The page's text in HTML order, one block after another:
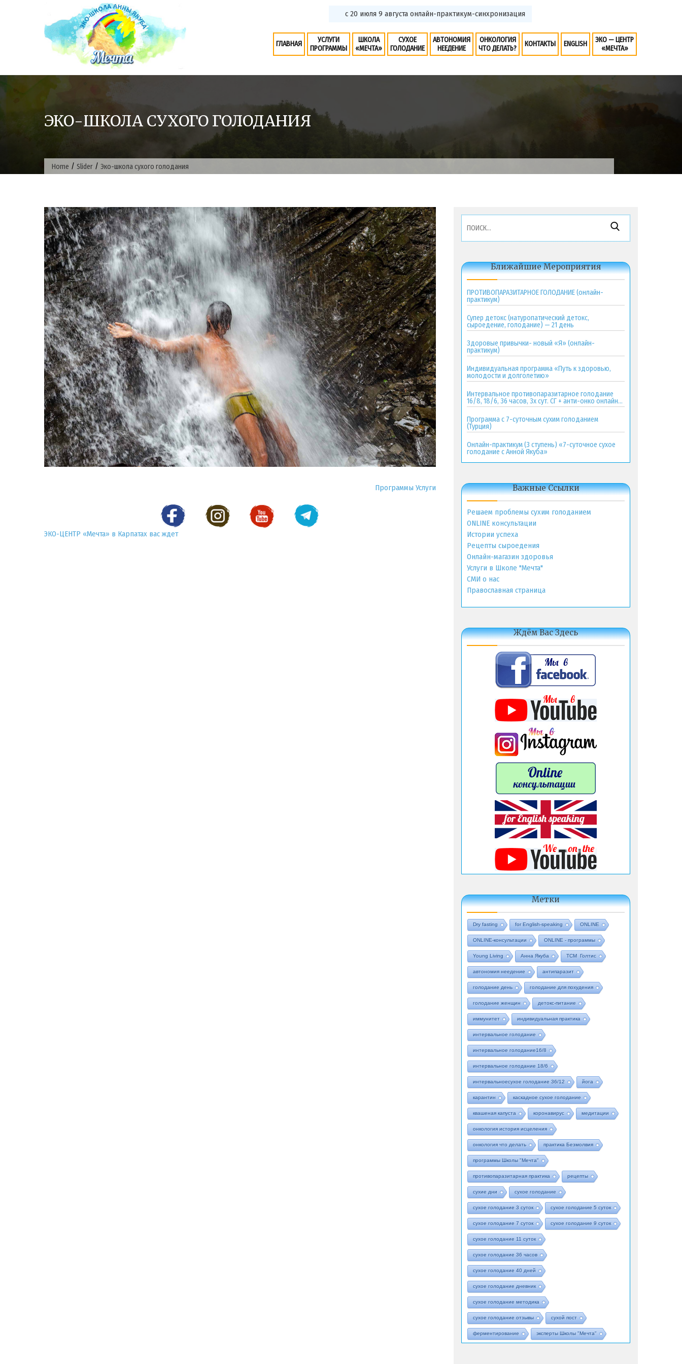
с 20 июля 9 августа онлайн-практикум-синхронизация
ГЛАВНАЯ
УСЛУГИ
ПРОГРАММЫ
ШКОЛА
«МЕЧТА»
СУХОЕ
ГОЛОДАНИЕ
АВТОНОМИЯ
НЕЕДЕНИЕ
ОНКОЛОГИЯ
ЧТО ДЕЛАТЬ?
КОНТАКТЫ ENGLISH
ЭКО — ЦЕНТР
«МЕЧТА»
ЭКО-ШКОЛА СУХОГО ГОЛОДАНИЯ
Home / Slider / Эко-школа сухого голодания
Программы Услуги
ЭКО-ЦЕНТР «Мечта» в Карпатах вас ждет
Найти:
Ближайшие Мероприятия
ПРОТИВОПАРАЗИТАРНОЕ ГОЛОДАНИЕ (онлайн-
практикум)
Супер детокс (натуропатический детокс,
сыроедение, голодание) — 21 день
Здоровые привычки- новый «Я» (онлайн-
практикум)
Индивидуальная программа «Путь к здоровью,
молодости и долголетию»
Интервальное противопаразитарное голодание
16/8, 18/6, 36 часов, 3х сут. СГ + анти-онко онлайн-
практикум
Программа с 7-суточным сухим голоданием
(Турция)
Онлайн-практикум (3 ступень) «7-суточное сухое
голодание с Анной Якуба»
Важные Ссылки
Решаем проблемы сухим голоданием
ONLINE консультации
Истории успеха
Рецепты сыроедения
Онлайн-магазин здоровья
Услуги в Школе "Мечта"
СМИ о нас
Православная страница
Ждём Вас Здесь
Метки
Dry fasting for English-speaking ONLINE
ONLINE-консультации ONLINE - программы
Young Living Анна Якуба ТСМ Голтис
автономия неедение антипаразит
голодание день голодание для похудения
голодание женщин детокс-питание
иммунитет индивидуальная практика
интервальное голодание
интервальное голодание16/8
интервальное голодание 18/6
интервальноесухое голодание 36/12 йога
карантин каскадное сухое голодание
квашеная капуста коронавирус медитации
онкология история исцеления
онкология что делать практика Безмолвия
программы Школы "Мечта"
противопаразитарная практика рецепты
сухие дни сухое голодание
сухое голодание 3 суток сухое голодание 5 суток
сухое голодание 7 суток сухое голодание 9 суток
сухое голодание 11 суток
сухое голодание 36 часов
сухое голодание 40 дней
сухое голодание дневник
сухое голодание методика
сухое голодание отзывы сухой пост
ферментирование эксперты Школы "Мечта"